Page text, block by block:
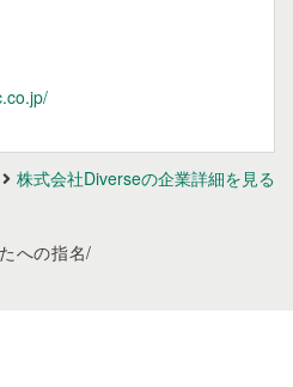
株式会社Diverseの企業詳細を見る
への指名/